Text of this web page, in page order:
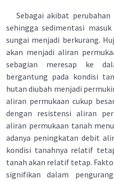
Sebagai akibat
sehingga sedimentasi
sungai menjadi berkurang.
akan menjadi aliran
sebagian meresap ke
bergantung pada kondisi
hutan diubah menjadi
aliran permukaan cukup
dengan resistensi aliran
aliran permukaan tanah
adanya peningkatan debit
kondisi tanahnya relatif
tanah akan relatif tetap.
signifikan dalam